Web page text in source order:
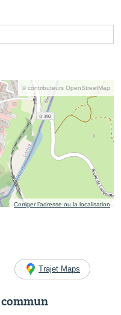
© contributeurs OpenStreetMap
Corriger l’adresse ou la localisation
Trajet Maps